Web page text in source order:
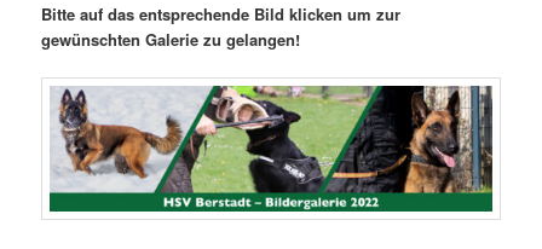
Bitte auf das entsprechende Bild klicken um zur
gewünschten Galerie zu gelangen!